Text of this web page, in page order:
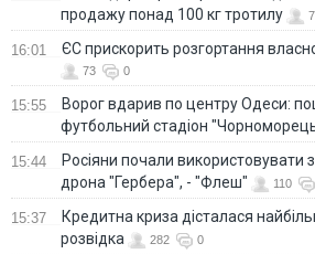
продажу понад 100 кг тротилу
16:01 ЄС прискорить розгортання
73 0
15:55
Ворог вдарив по центру Одеси:
футбольний стадіон
15:44
Росіяни почали використовувати
дрона "Гербера", - "Флеш"
110
15:37
Кредитна криза дісталася
розвідка
282 0